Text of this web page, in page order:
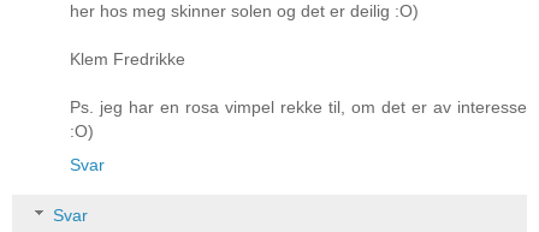
her hos meg skinner solen og det er deilig :O)
Klem Fredrikke
Ps. jeg har en rosa vimpel rekke til, om det er av interesse
:O)
Svar
Svar